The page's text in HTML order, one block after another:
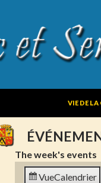
VIE DE
The week's events
VueCalendrier